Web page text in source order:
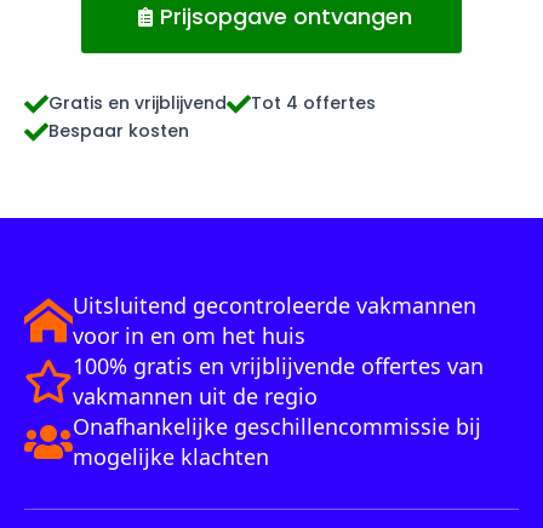
Prijsopgave ontvangen
Gratis en vrijblijvend
Tot 4 offertes
Bespaar kosten
Uitsluitend gecontroleerde vakmannen
voor in en om het huis
100% gratis en vrijblijvende offertes van
vakmannen uit de regio
Onafhankelijke geschillencommissie bij
mogelijke klachten